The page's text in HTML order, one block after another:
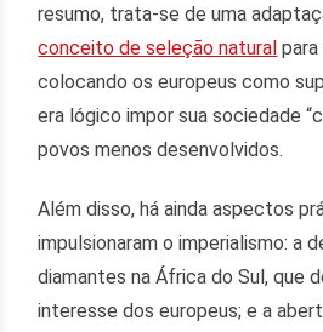
resumo, trata-se de uma
conceito de seleção natural
colocando os europeus como
era lógico impor sua sociedade
povos menos desenvolvidos.
Além disso, há ainda aspectos
impulsionaram o imperialismo: a
diamantes na África do Sul, que
interesse dos europeus; e a